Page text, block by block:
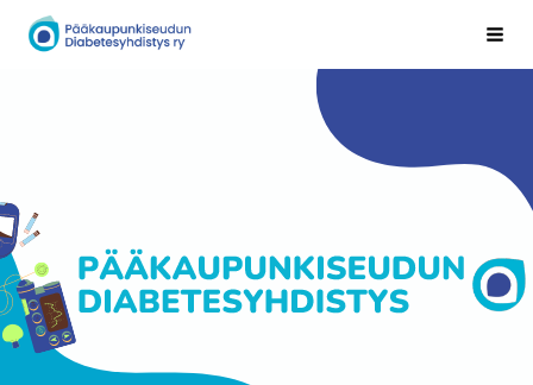
Siirry
sivun
Pääkaupunkiseudun Diabetesyhdistys